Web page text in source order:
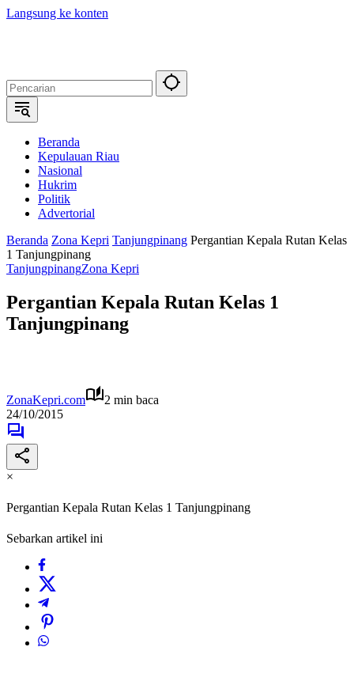
Langsung ke konten
Beranda
Kepulauan Riau
Nasional
Hukrim
Politik
Advertorial
Beranda Zona Kepri Tanjungpinang Pergantian Kepala Rutan Kelas
1 Tanjungpinang
TanjungpinangZona Kepri
Pergantian Kepala Rutan Kelas 1
Tanjungpinang
ZonaKepri.com
2 min baca
24/10/2015
×
Pergantian Kepala Rutan Kelas 1 Tanjungpinang
Sebarkan artikel ini